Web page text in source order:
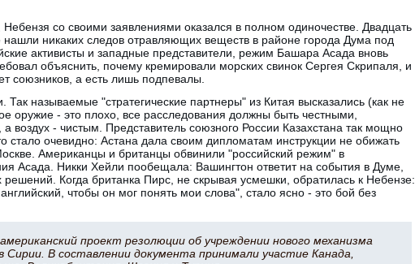
со своими заявлениями оказался в полном одиночестве. Двадцать
нашли никаких следов отравляющих веществ в районе города Дума под
активисты и западные представители, режим Башара Асада вновь
объяснить, почему кремировали морских свинок Сергея Скрипаля, и
союзников, а есть лишь подпевалы.
называемые "стратегические партнеры" из Китая высказались (как не
оружие - это плохо, все расследования должны быть честными,
воздух - чистым. Представитель союзного России Казахстана так мощно
стало очевидно: Астана дала своим дипломатам инструкции не обижать
Американцы и британцы обвинили "российский режим" в
Асада. Никки Хейли пообещала: Вашингтон ответит на события в Думе,
Когда британка Пирс, не скрывая усмешки, обратилась к Небензе:
чтобы он мог понять мои слова", стало ясно - это бой без
проект резолюции об учреждении нового механизма
Сирии. В составлении документа принимали участие Канада,